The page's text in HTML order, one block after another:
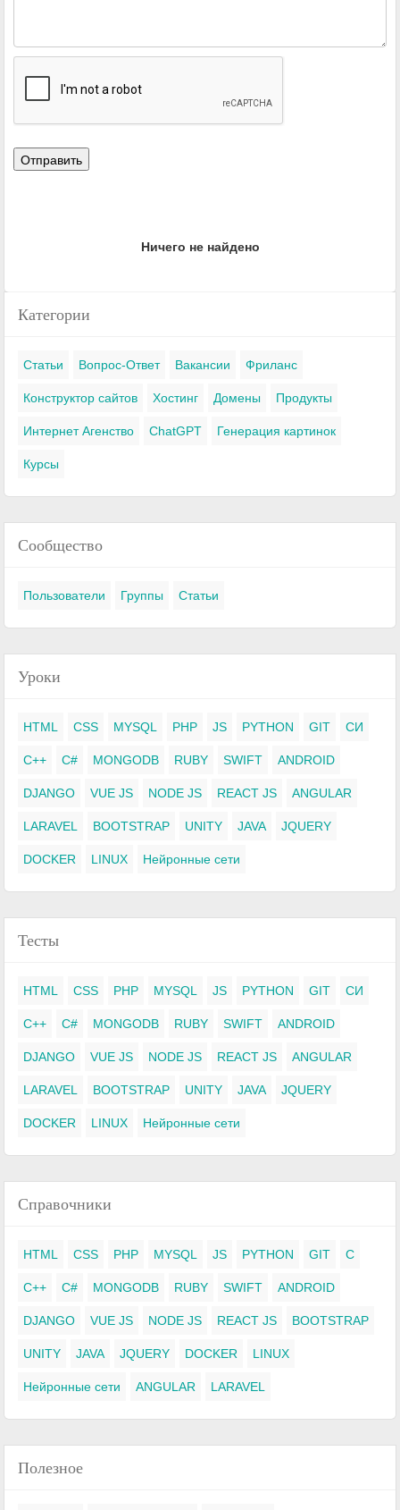
Ничего не найдено
Категории
Статьи Вопрос-Ответ Вакансии Фриланс
Конструктор сайтов Хостинг Домены Продукты
Интернет Агенство ChatGPT Генерация картинок
Курсы
Сообщество
Пользователи Группы Статьи
Уроки
HTML CSS MYSQL PHP JS PYTHON GIT СИ
C++ C# MONGODB RUBY SWIFT ANDROID
DJANGO VUE JS NODE JS REACT JS ANGULAR
LARAVEL BOOTSTRAP UNITY JAVA JQUERY
DOCKER LINUX Нейронные сети
Тесты
HTML CSS PHP MYSQL JS PYTHON GIT СИ
C++ C# MONGODB RUBY SWIFT ANDROID
DJANGO VUE JS NODE JS REACT JS ANGULAR
LARAVEL BOOTSTRAP UNITY JAVA JQUERY
DOCKER LINUX Нейронные сети
Справочники
HTML CSS PHP MYSQL JS PYTHON GIT C
C++ C# MONGODB RUBY SWIFT ANDROID
DJANGO VUE JS NODE JS REACT JS BOOTSTRAP
UNITY JAVA JQUERY DOCKER LINUX
Нейронные сети ANGULAR LARAVEL
Полезное